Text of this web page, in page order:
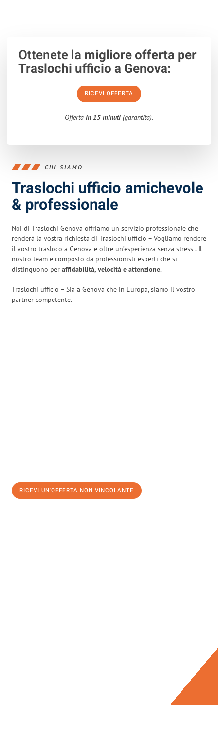
Ottenete la migliore offerta per
Traslochi ufficio a Genova:
RICEVI OFFERTA
Offerta in 15 minuti (garantita).
CHI SIAMO
Traslochi ufficio amichevole
& professionale
Noi di Traslochi Genova offriamo un servizio professionale che
renderà la vostra richiesta di Traslochi ufficio – Vogliamo rendere
il vostro trasloco a Genova e oltre un’esperienza senza stress . Il
nostro team è composto da professionisti esperti che si
distinguono per affidabilità, velocità e attenzione.
Traslochi ufficio – Sia a Genova che in Europa, siamo il vostro
partner competente.
RICEVI UN'OFFERTA NON VINCOLANTE